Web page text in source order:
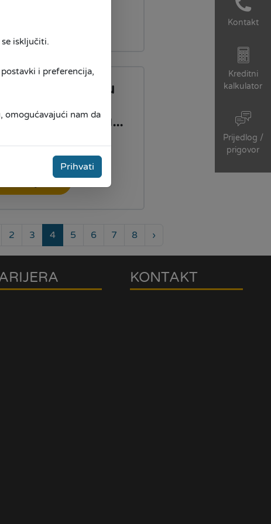
Kontakt
Kreditni
kalkulator
Prijedlog /
prigovor
registrovanu
podršku...
2 3 4 5 6 7 8 ›
KONTAKT
isključiti.
i preferencija,
omogućavajući nam da
Prihvati